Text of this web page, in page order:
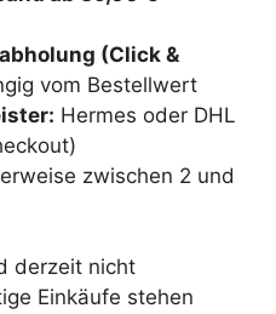
(Click &
vom Bestellwert
Hermes oder DHL
zwischen 2 und
derzeit nicht
Einkäufe stehen